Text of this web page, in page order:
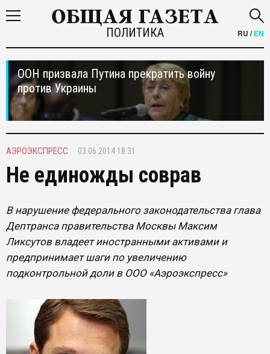
ПОЛИТИКА RU /EN
ООН призвала Путина прекратить войну
против Украины
АЭРОЭКСПРЕСС 03.06.2014 18:31
Не единожды соврав
В нарушение федерального законодательства глава
Дептранса правительства Москвы Максим
Ликсутов владеет иностранными активами и
предпринимает шаги по увеличению
подконтрольной доли в ООО «Аэроэкспресс»